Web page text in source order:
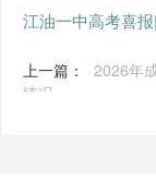
江油一中高考喜
上一篇：
2026年
情况